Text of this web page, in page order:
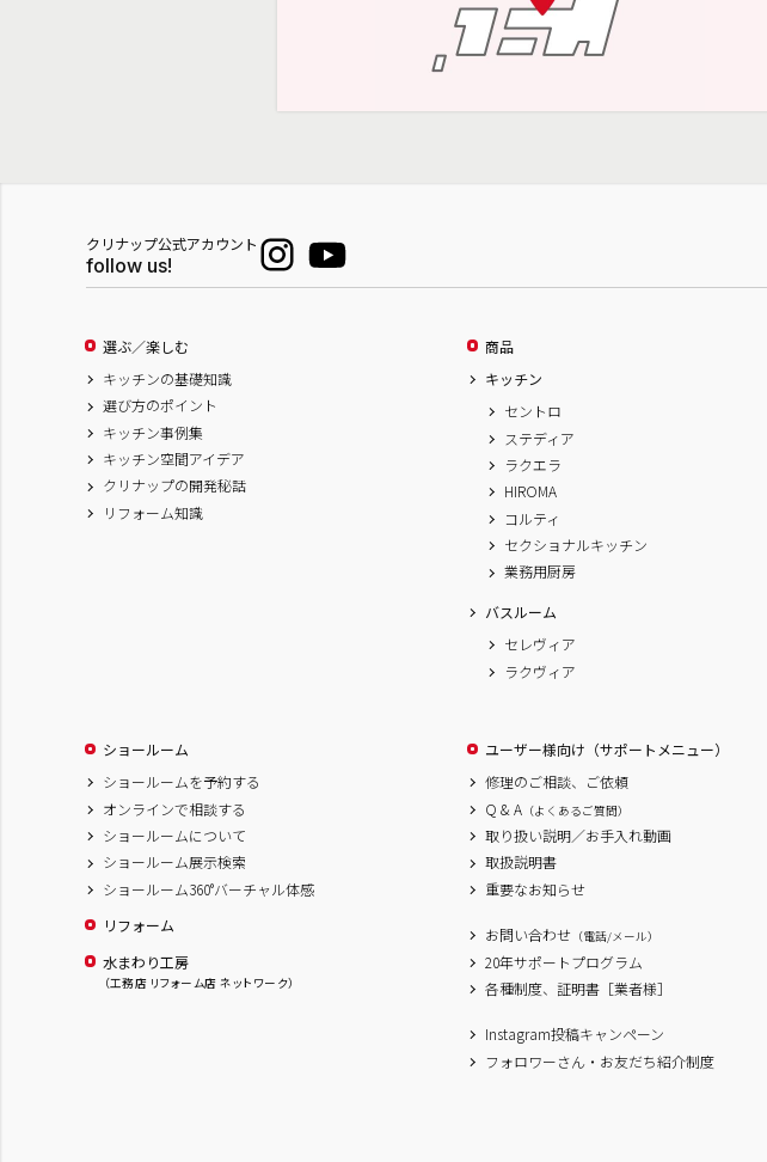
クリナップ公式アカウント
follow us!
選ぶ／楽しむ
キッチンの基礎知識
選び方のポイント
キッチン事例集
キッチン空間アイデア
クリナップの開発秘話
リフォーム知識
商品
キッチン
セントロ
ステディア
ラクエラ
HIROMA
コルティ
セクショナルキッチン
業務用厨房
バスルーム
セレヴィア
ラクヴィア
ショールーム
ショールームを予約する
オンラインで相談する
ショールームについて
ショールーム展示検索
ショールーム360°バーチャル体感
リフォーム
水まわり工房
（工務店 リフォーム店 ネットワーク）
ユーザー様向け（サポートメニュー）
修理のご相談、ご依頼
Q & A （よくあるご質問）
取り扱い説明／お手入れ動画
取扱説明書
重要なお知らせ
お問い合わせ （電話/メール）
20年サポートプログラム
各種制度、証明書［業者様］
Instagram投稿キャンペーン
フォロワーさん・お友だち紹介制度